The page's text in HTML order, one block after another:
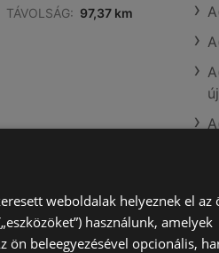
TÁVOLSÁG: 97,37 km
weboldalak helyeznek el az
használunk, amelyek
ön beleegyezésével opcionális,